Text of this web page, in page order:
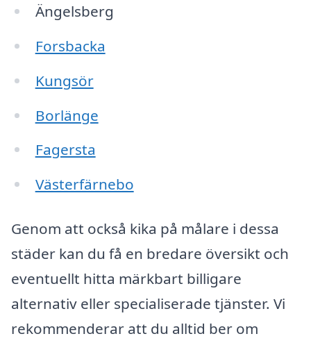
Ängelsberg
Forsbacka
Kungsör
Borlänge
Fagersta
Västerfärnebo
Genom att också kika på målare i dessa
städer kan du få en bredare översikt och
eventuellt hitta märkbart billigare
alternativ eller specialiserade tjänster. Vi
rekommenderar att du alltid ber om